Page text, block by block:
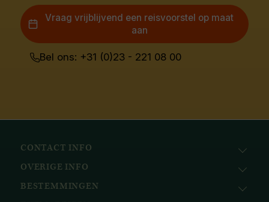
Vraag vrijblijvend een reisvoorstel op maat
aan
Bel ons: +31 (0)23 - 221 08 00
CONTACT INFO
Avila Reizen
Nieuwe Gracht 78
OVERIGE INFO
KvK: 51111616
BESTEMMINGEN